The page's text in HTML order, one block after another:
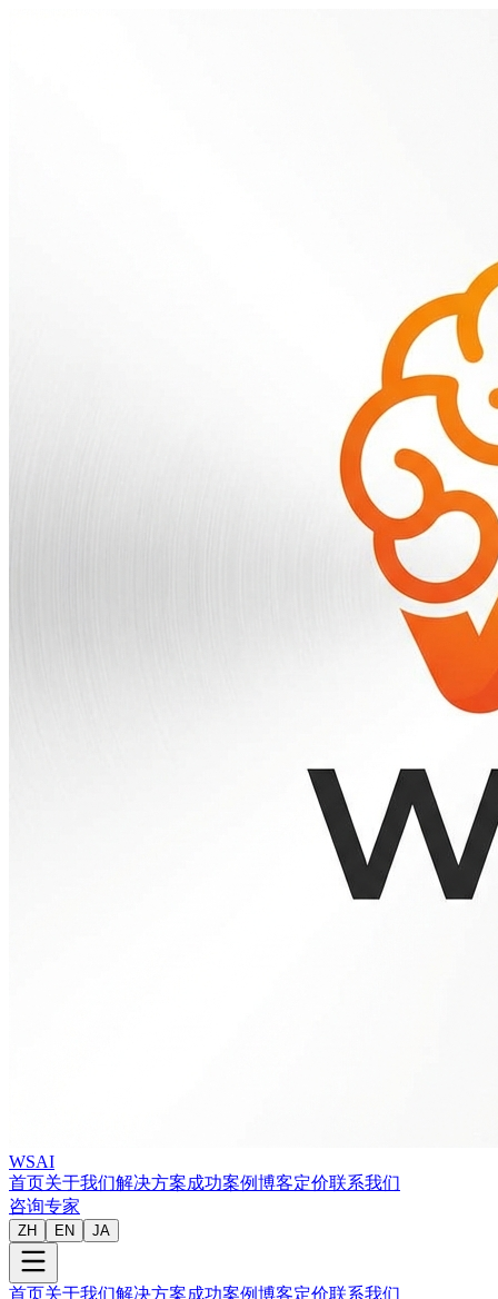
WSAI
首页关于我们解决方案成功案例博客定价联系我们
咨询专家
ZH EN JA
首页关于我们解决方案成功案例博客定价联系我们